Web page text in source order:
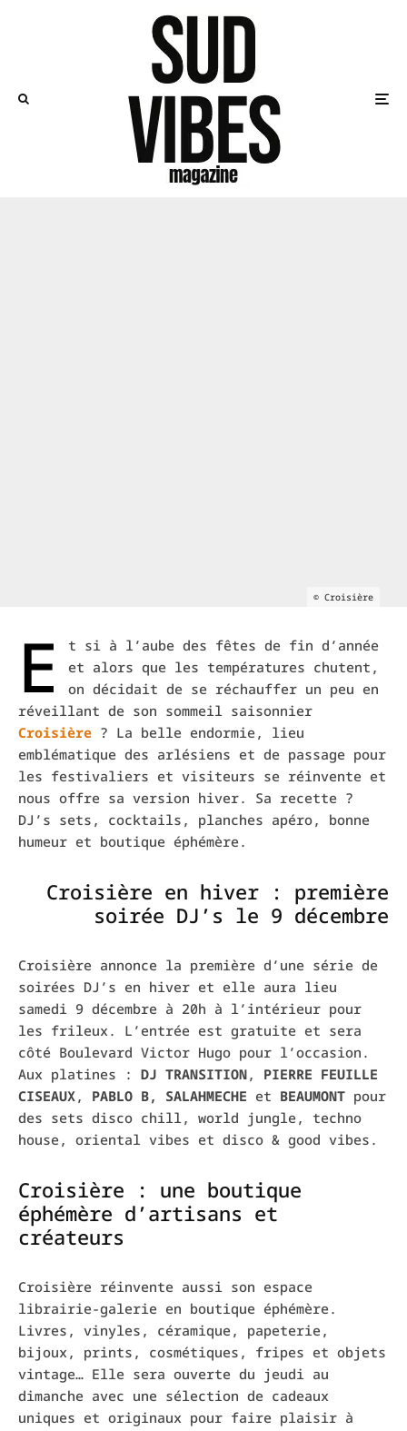
© Croisière
E
t si à l’aube des fêtes de fin d’année
et alors que les températures chutent,
on décidait de se réchauffer un peu en
réveillant de son sommeil saisonnier
Croisière ? La belle endormie, lieu
emblématique des arlésiens et de passage pour
les festivaliers et visiteurs se réinvente et
nous offre sa version hiver.
Sa recette ?
DJ’s sets , cocktails, planches apéro, bonne
humeur et boutique éphémère.
Croisière en hiver : première
soirée DJ’s le 9 décembre
Croisière annonce la première d’une série de
soirées DJ’s en hiver et elle aura lieu
samedi 9 décembre à 20h à l’intérieur pour
les frileux.
L’entrée est gratuite et sera
côté Boulevard Victor Hugo pour l’occasion.
Aux platines : DJ TRANSITION, PIERRE FEUILLE
CISEAUX, PABLO B, SALAHMECHE et BEAUMONT pour
des sets disco chill, world jungle, techno
house, oriental vibes et disco & good vibes .
Croisière : une boutique
éphémère d’artisans et
créateurs
Croisière réinvente aussi son espace
librairie-galerie en boutique éphémère.
Livres, vinyles, céramique, papeterie,
bijoux, prints, cosmétiques, fripes et objets
vintage… Elle sera ouverte du jeudi au
dimanche avec une sélection de cadeaux
uniques et originaux pour faire plaisir à